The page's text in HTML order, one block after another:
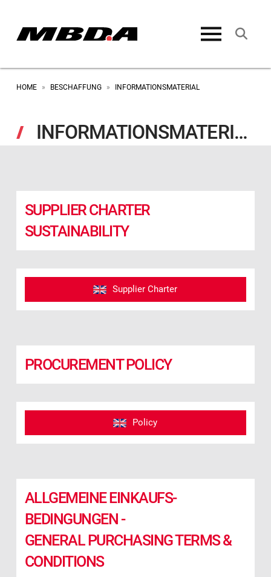
HOME » BESCHAFFUNG » INFORMATIONSMATERIAL
INFORMATIONSMATERIAL
SUPPLIER CHARTER
SUSTAINABILITY
Supplier Charter
PROCUREMENT POLICY
Policy
ALLGEMEINE EINKAUFS­
BEDINGUNGEN -
GENERAL PURCHASING TERMS &
CONDITIONS